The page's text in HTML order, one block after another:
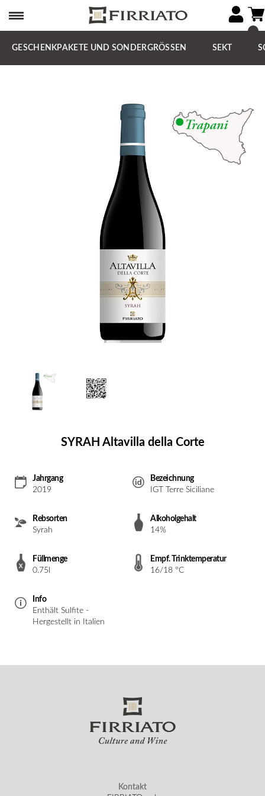
GESCHENKPAKETE UND SONDERGRÖSSEN SEKT
SYRAH Altavilla della Corte
Jahrgang
2019
Bezeichnung
IGT Terre Siciliane
Rebsorten
Syrah
Alkoholgehalt
14%
Füllmenge
0.75l
Empf. Trinktemperatur
16/18 °C
Info
Enthält Sulfite -
Hergestellt in Italien
Kontakt